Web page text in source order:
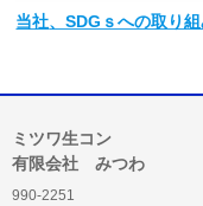
当社、SDGｓへの取り組
ミツワ生コン
有限会社 みつわ
990-2251